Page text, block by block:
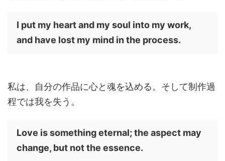
I put my heart and my soul into my work,
and have lost my mind in the process.
私は、自分の作品に心と魂を込める。そして制作過
程では我を失う。
Love is something eternal; the aspect may
change, but not the essence.